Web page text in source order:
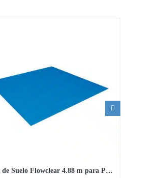
Tapiz de Suelo Flowclear 4.88 m para Piscina